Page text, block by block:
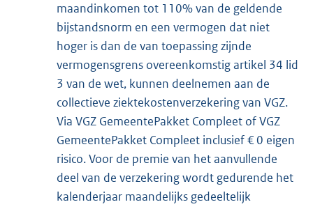
maandinkomen tot 110% van de geldende
bijstandsnorm en een vermogen dat niet
hoger is dan de van toepassing zijnde
vermogensgrens overeenkomstig artikel 34 lid
3 van de wet, kunnen deelnemen aan de
collectieve ziektekostenverzekering van VGZ.
Via VGZ GemeentePakket Compleet of VGZ
GemeentePakket Compleet inclusief € 0 eigen
risico. Voor de premie van het aanvullende
deel van de verzekering wordt gedurende het
kalenderjaar maandelijks gedeeltelijk